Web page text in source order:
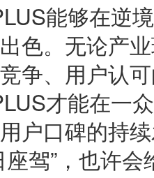
能够在逆
色。无论产
争、用户认
才能在一
户口碑的持
座驾”，也许